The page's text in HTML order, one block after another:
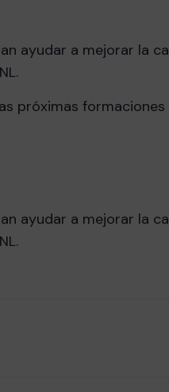
ayudar a mejorar la
próximas formaciones
ayudar a mejorar la